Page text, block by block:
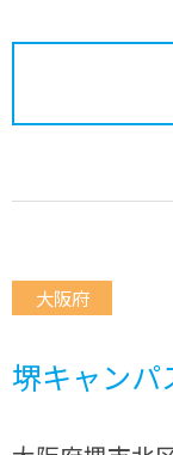
大阪府
堺キャンパ